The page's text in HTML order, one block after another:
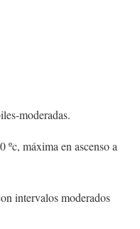
moderadas.
ºc, máxima en ascenso a
intervalos moderados